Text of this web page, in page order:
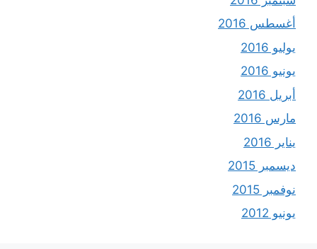
أغسطس 2016
يوليو 2016
يونيو 2016
أبريل 2016
مارس 2016
يناير 2016
ديسمبر 2015
نوفمبر 2015
يونيو 2012